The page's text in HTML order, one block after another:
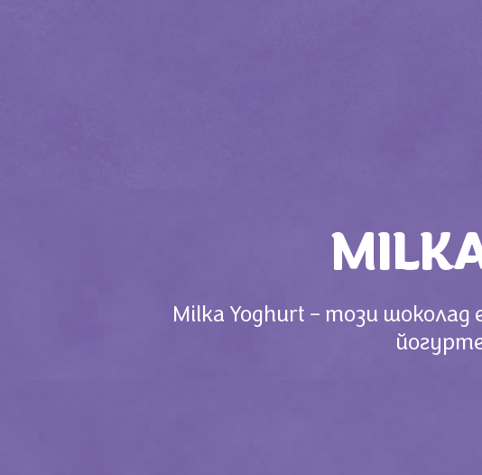
Milka Yoghurt – този шоколад